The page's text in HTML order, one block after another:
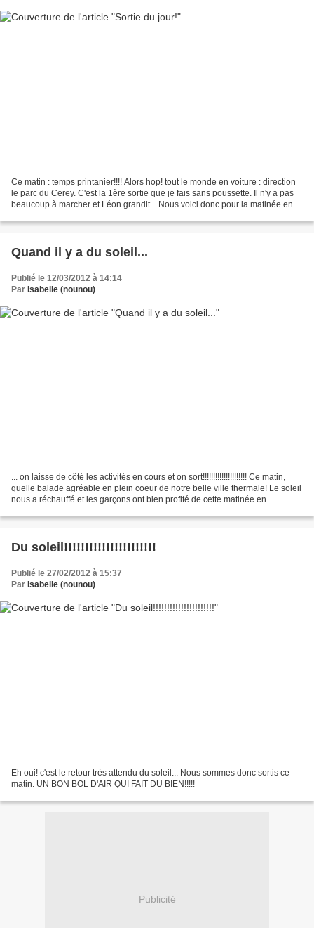
Ce matin : temps printanier!!!! Alors hop! tout le monde en voiture : direction
le parc du Cerey. C'est la 1ère sortie que je fais sans poussette. Il n'y a pas
beaucoup à marcher et Léon grandit... Nous voici donc pour la matinée entre
Quand il y a du soleil...
Publié le 12/03/2012 à 14:14
Par Isabelle (nounou)
... on laisse de côté les activités en cours et on sort!!!!!!!!!!!!!!!!!!!!! Ce matin,
quelle balade agréable en plein coeur de notre belle ville thermale! Le soleil
nous a réchauffé et les garçons ont bien profité de cette matinée en
Du soleil!!!!!!!!!!!!!!!!!!!!!!
Publié le 27/02/2012 à 15:37
Par Isabelle (nounou)
Eh oui! c'est le retour très attendu du soleil... Nous sommes donc sortis ce
matin. UN BON BOL D'AIR QUI FAIT DU BIEN!!!!!
Publicité